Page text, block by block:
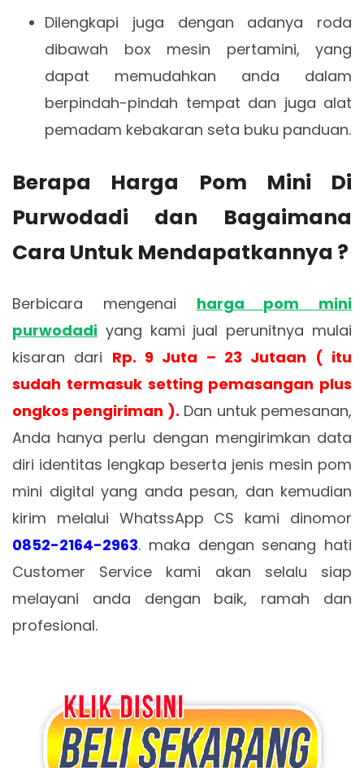
Dilengkapi juga dengan adanya roda
dibawah box mesin pertamini, yang
dapat memudahkan anda dalam
berpindah-pindah tempat dan juga alat
pemadam kebakaran seta buku panduan.
Berapa Harga Pom Mini Di
Purwodadi dan Bagaimana
Cara Untuk Mendapatkannya ?
Berbicara mengenai harga pom mini
purwodadi yang kami jual perunitnya mulai
kisaran dari Rp. 9 Juta – 23 Jutaan ( itu
sudah termasuk setting pemasangan plus
ongkos pengiriman ). Dan untuk pemesanan,
Anda hanya perlu dengan mengirimkan data
diri identitas lengkap beserta jenis mesin pom
mini digital yang anda pesan, dan kemudian
kirim melalui WhatssApp CS kami dinomor
0852-2164-2963. maka dengan senang hati
Customer Service kami akan selalu siap
melayani anda dengan baik, ramah dan
profesional.